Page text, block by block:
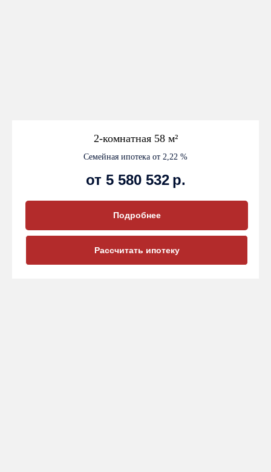
2-комнатная 58 м²
Семейная ипотека от 2,22 %
от 5 580 532 р.
Подробнее
Рассчитать ипотеку